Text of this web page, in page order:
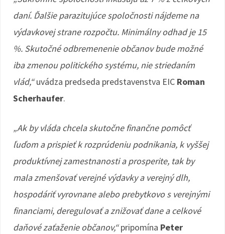
daní. Ďalšie parazitujúce spoločnosti nájdeme na
výdavkovej strane rozpočtu. Minimálny odhad je 15
%. Skutočné odbremenenie občanov bude možné
iba zmenou politického systému, nie striedaním
vlád,“uvádza predseda predstavenstva EIC Roman
Scherhaufer.
„Ak by vláda chcela skutočne finančne pomôcť
ľuďom a prispieť k rozprúdeniu podnikania, k vyššej
produktívnej zamestnanosti a prosperite, tak by
mala zmenšovať verejné výdavky a verejný dlh,
hospodáriť vyrovnane alebo prebytkovo s verejnými
financiami, deregulovať a znižovať dane a celkové
daňové zaťaženie občanov,“pripomína Peter